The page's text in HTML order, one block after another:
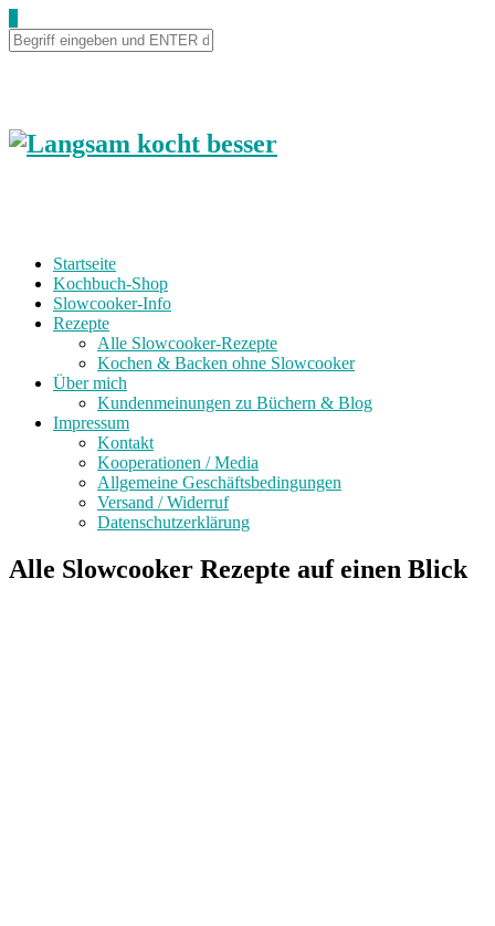
Startseite
Kochbuch-Shop
Slowcooker-Info
Rezepte
Alle Slowcooker-Rezepte
Kochen & Backen ohne Slowcooker
Über mich
Kundenmeinungen zu Büchern & Blog
Impressum
Kontakt
Kooperationen / Media
Allgemeine Geschäftsbedingungen
Versand / Widerruf
Datenschutzerklärung
Alle Slowcooker Rezepte auf einen Blick